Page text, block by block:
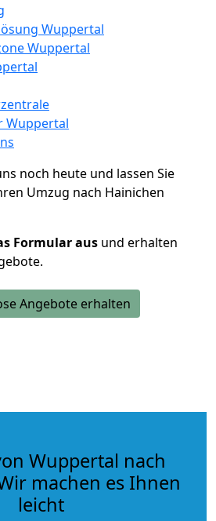
Wuppertal
Wuppertal
Wuppertal
noch heute und lassen Sie
Umzug nach Hainichen
Formular aus und erhalten
Angebote erhalten
Wuppertal nach
machen es Ihnen
leicht